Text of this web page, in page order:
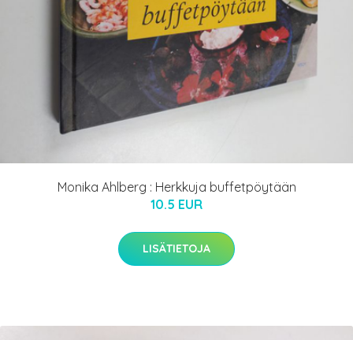
Monika Ahlberg : Herkkuja buffetpöytään
10.5 EUR
LISÄTIETOJA